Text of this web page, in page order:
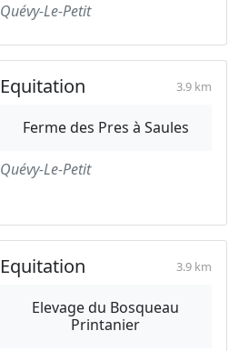
Quévy-Le-Petit
Equitation 3.9 km
Ferme des Pres à Saules
Quévy-Le-Petit
Equitation 3.9 km
Elevage du Bosqueau
Printanier